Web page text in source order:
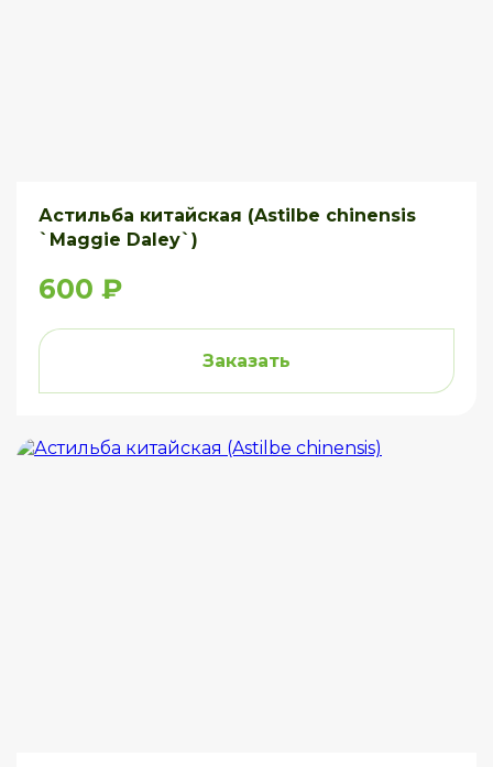
Астильба китайская (Astilbe chinensis
`Maggie Daley`)
600 ₽
Заказать